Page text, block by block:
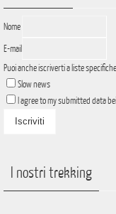
Nome
E-mail
Puoi anche iscriverti a liste
Slow news
I agree to my submitted data
I nostri trekking